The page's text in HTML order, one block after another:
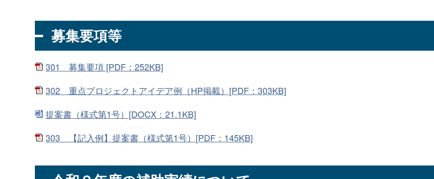
募集要項等
301 募集要項 [PDF：252KB]
302 重点プロジェクトアイデア例（HP掲載）[PDF：303KB]
提案書（様式第1号）[DOCX：21.1KB]
303 【記入例】提案書（様式第1号）[PDF：145KB]